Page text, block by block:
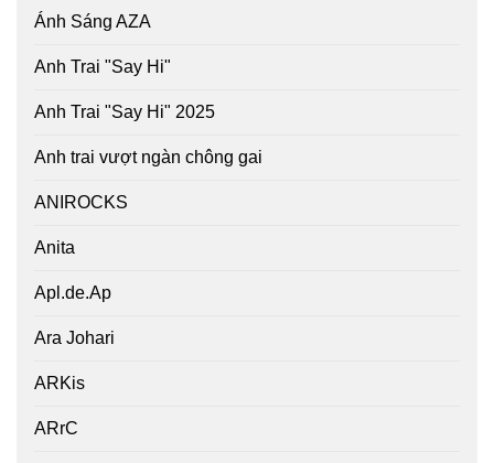
Ánh Sáng AZA
Anh Trai "Say Hi"
Anh Trai "Say Hi" 2025
Anh trai vượt ngàn chông gai
ANIROCKS
Anita
Apl.de.Ap
Ara Johari
ARKis
ARrC